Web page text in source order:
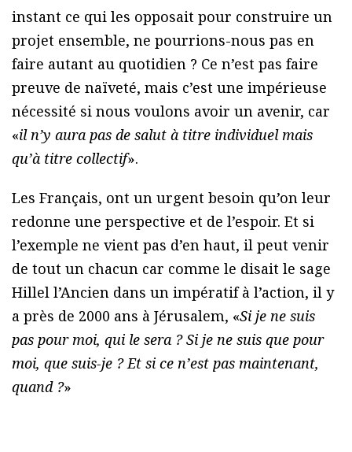
instant ce qui les opposait pour construire un
projet ensemble, ne pourrions-nous pas en
faire autant au quotidien ? Ce n’est pas faire
preuve de naïveté, mais c’est une impérieuse
nécessité si nous voulons avoir un avenir, car
«il n’y aura pas de salut à titre individuel mais
qu’à titre collectif».
Les Français, ont un urgent besoin qu’on leur
redonne une perspective et de l’espoir. Et si
l’exemple ne vient pas d’en haut, il peut venir
de tout un chacun car comme le disait le sage
Hillel l’Ancien dans un impératif à l’action, il y
a près de 2000 ans à Jérusalem, «Si je ne suis
pas pour moi, qui le sera ? Si je ne suis que pour
moi, que suis-je ? Et si ce n’est pas maintenant,
quand ?»